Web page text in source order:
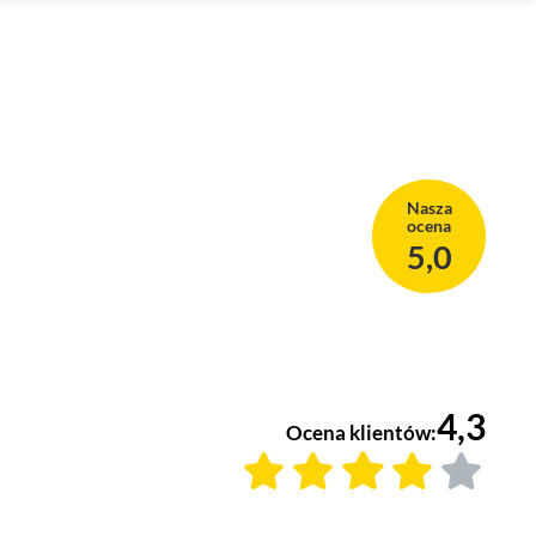
Nasza
ocena
5,0
Ocena klientów:4,3